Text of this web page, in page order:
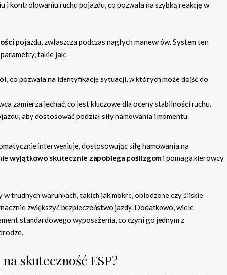
kontrolowaniu ruchu pojazdu, co pozwala na szybką reakcję w
pojazdu, zwłaszcza podczas nagłych manewrów. System ten
takie jak:
co pozwala na identyfikację sytuacji, w których może dojść do
zamierza jechać, co jest kluczowe dla oceny stabilności ruchu.
aby dostosować podział siły hamowania i momentu
interweniuje, dostosowując siłę hamowania na
wyjątkowo skutecznie zapobiega poślizgom i pomaga kierowcy
trudnych warunkach, takich jak mokre, oblodzone czy śliskie
zwiększyć bezpieczeństwo jazdy. Dodatkowo, wiele
standardowego wyposażenia, co czyni go jednym z
skuteczność ESP?